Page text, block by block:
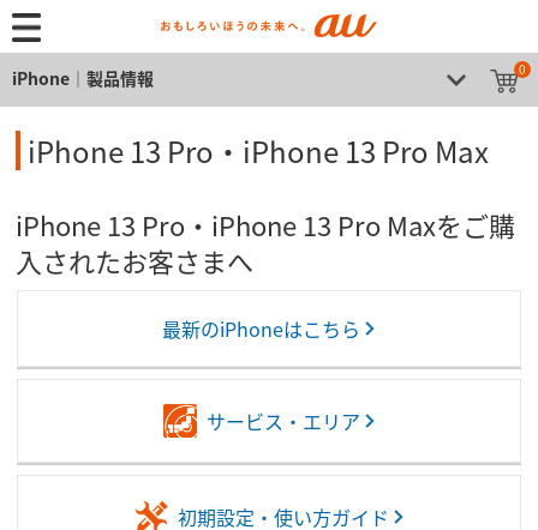
iPhone│製品情報 0
iPhone 13 Pro・iPhone 13 Pro Max
iPhone 13 Pro・iPhone 13 Pro Maxをご購
入されたお客さまへ
最新のiPhoneはこちら
サービス・エリア
初期設定・使い方ガイド